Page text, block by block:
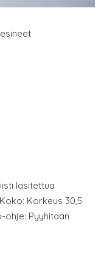
lasitettua
Korkeus 30,5
ohje: Pyyhitään